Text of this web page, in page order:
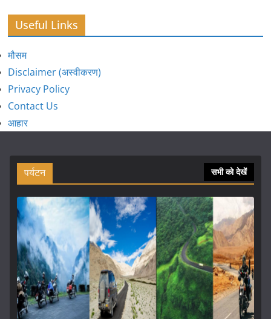
Useful Links
मौसम
Disclaimer (अस्वीकरण)
Privacy Policy
Contact Us
आहार
पर्यटन सभी को देखें